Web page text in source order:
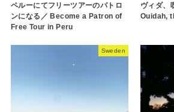
ペルーにてフリーツアーのパトロ
ンになる／ Become a Patron of
Free Tour in Peru
ヴィダ、
Ouidah,
Sweden